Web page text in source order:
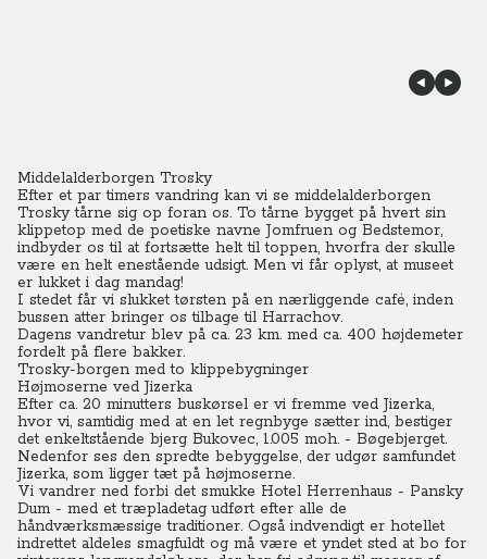
Middelalderborgen Trosky
Efter et par timers vandring kan vi se middelalderborgen
Trosky tårne sig op foran os. To tårne bygget på hvert sin
klippetop med de poetiske navne Jomfruen og Bedstemor,
indbyder os til at fortsætte helt til toppen, hvorfra der skulle
være en helt enestående udsigt. Men vi får oplyst, at museet
er lukket i dag mandag!
I stedet får vi slukket tørsten på en nærliggende café, inden
bussen atter bringer os tilbage til Harrachov.
Dagens vandretur blev på ca. 23 km. med ca. 400 højdemeter
fordelt på flere bakker.
Trosky-borgen med to klippebygninger
Højmoserne ved Jizerka
Efter ca. 20 minutters buskørsel er vi fremme ved Jizerka,
hvor vi, samtidig med at en let regnbyge sætter ind, bestiger
det enkeltstående bjerg Bukovec, 1.005 moh. - Bøgebjerget.
Nedenfor ses den spredte bebyggelse, der udgør samfundet
Jizerka, som ligger tæt på højmoserne.
Vi vandrer ned forbi det smukke Hotel Herrenhaus - Pansky
Dum - med et træpladetag udført efter alle de
håndværksmæssige traditioner. Også indvendigt er hotellet
indrettet aldeles smagfuldt og må være et yndet sted at bo for